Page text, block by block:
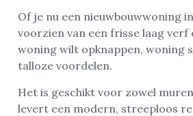
Of je nu een nieuwbouwwoning
voorzien van een frisse laag verf
woning wilt opknappen, woning
talloze voordelen.
Het is geschikt voor zowel
levert een modern, streeploos